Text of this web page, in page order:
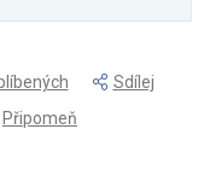
Sdílej
Připomeň